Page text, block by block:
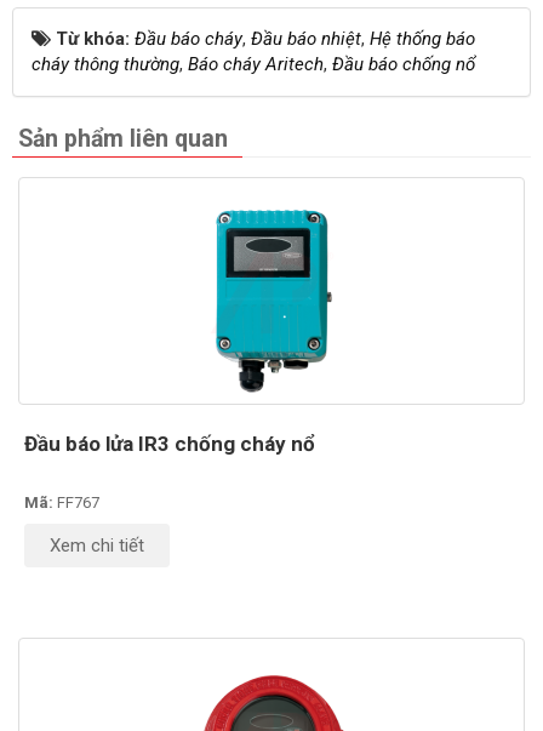
Từ khóa: Đầu báo cháy, Đầu báo nhiệt, Hệ thống báo
cháy thông thường, Báo cháy Aritech, Đầu báo chống nổ
Sản phẩm liên quan
Đầu báo lửa IR3 chống cháy nổ
Mã: FF767
Xem chi tiết